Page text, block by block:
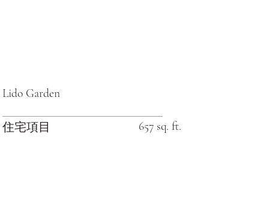
Lido Garden
住宅項目 657 sq. ft.